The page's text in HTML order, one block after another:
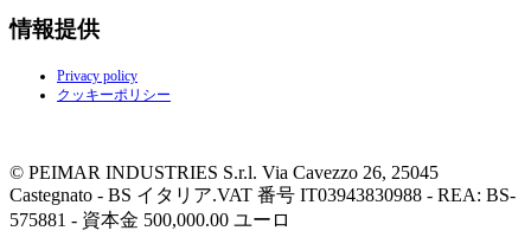
情報提供
Privacy policy
クッキーポリシー
© PEIMAR INDUSTRIES S.r.l. Via Cavezzo 26, 25045
Castegnato - BS イタリア.VAT 番号 IT03943830988 - REA: BS-
575881 - 資本金 500,000.00 ユーロ